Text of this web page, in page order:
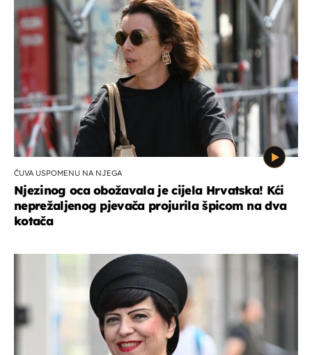
ČUVA USPOMENU NA NJEGA
Njezinog oca obožavala je cijela Hrvatska! Kći
neprežaljenog pjevača projurila špicom na dva
kotača